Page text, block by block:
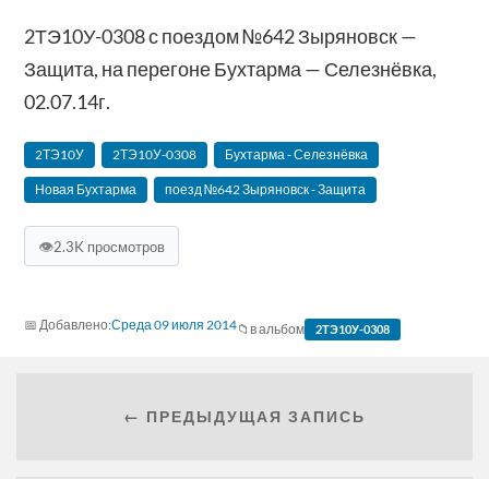
2ТЭ10У-0308 с поездом №642 Зыряновск —
Защита, на перегоне Бухтарма — Селезнёвка,
02.07.14г.
2ТЭ10У 2ТЭ10У-0308 Бухтарма - Селезнёвка
Новая Бухтарма поезд №642 Зыряновск - Защита
👁2.3K просмотров
Среда 09 июля 2014 в альбом 2ТЭ10У-0308
← ПРЕДЫДУЩАЯ ЗАПИСЬ